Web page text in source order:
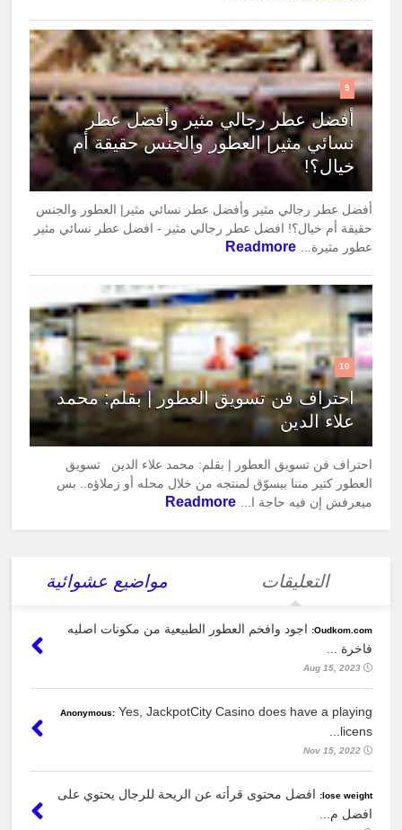
9
أفضل عطر رجالي مثير وأفضل عطر
نسائي مثير| العطور والجنس حقيقة أم
خيال؟!
أفضل عطر رجالي مثير وأفضل عطر نسائي مثير| العطور والجنس
حقيقة أم خيال؟! افضل عطر رجالي مثير - افضل عطر نسائي مثير
عطور مثيرة...
Readmore
10
احتراف فن تسويق العطور | بقلم: محمد
علاء الدين
احتراف فن تسويق العطور | بقلم: محمد علاء الدين تسويق
العطور كتير مننا بيسوّق لمنتجه من خلال محله أو زملاؤه.. بس
ميعرفش إن فيه حاجة ا...
Readmore
التعليقات مواضيع عشوائية
Oudkom.com:
اجود وافخم العطور الطبيعية من مكونات اصليه
فاخرة ...
Aug 15, 2023
Anonymous: Yes, JackpotCity Casino does have a playing
licens...
Nov 15, 2022
lose weight:
افضل محتوى قرأته عن الريحة للرجال يحتوي على
افضل م...